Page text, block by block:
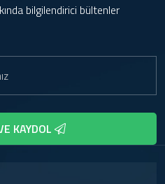
bilgilendirici bültenler
KAYDOL